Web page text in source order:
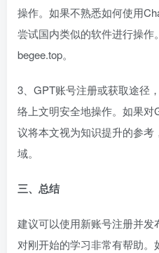
操作。如果不熟悉如何使用
尝试国内类似的软件进行操
begee.top。
3、GPT账号注册或获取途径
络上文明安全地操作。如果
议将本文视为知识提升的参
域。
三、总结
建议可以使用新账号注册并发
对刚开始的学习非常有帮助